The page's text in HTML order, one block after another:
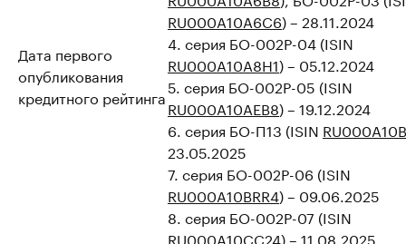
Дата первого
опубликования
кредитного рейтинга
RU000A10A6C6) – 28.11.2024
4. серия БО-002Р-04 (ISIN
RU000A10A8H1) – 05.12.2024
5. серия БО-002Р-05 (ISIN
RU000A10AEB8) – 19.12.2024
6. серия БО-П13 (ISIN
23.05.2025
7. серия БО-002Р-06 (ISIN
RU000A10BRR4) – 09.06.2025
8. серия БО-002Р-07 (ISIN
RU000A10CC24) – 11.08.2025